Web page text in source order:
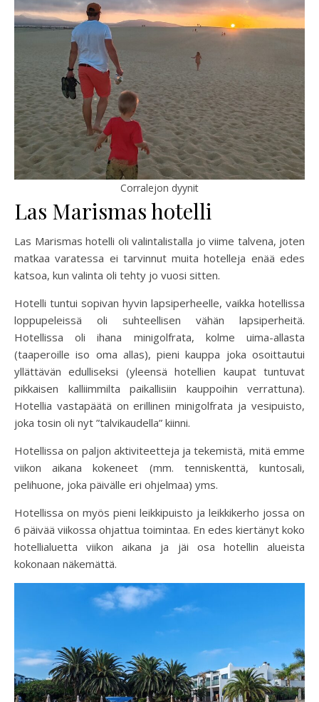
Corralejon dyynit
Las Marismas hotelli
Las Marismas hotelli oli valintalistalla jo viime talvena, joten
matkaa varatessa ei tarvinnut muita hotelleja enää edes
katsoa, kun valinta oli tehty jo vuosi sitten.
Hotelli tuntui sopivan hyvin lapsiperheelle, vaikka hotellissa
loppupeleissä oli suhteellisen vähän lapsiperheitä.
Hotellissa oli ihana minigolfrata, kolme uima-allasta
(taaperoille iso oma allas), pieni kauppa joka osoittautui
yllättävän edulliseksi (yleensä hotellien kaupat tuntuvat
pikkaisen kalliimmilta paikallisiin kauppoihin verrattuna).
Hotellia vastapäätä on erillinen minigolfrata ja vesipuisto,
joka tosin oli nyt ”talvikaudella” kiinni.
Hotellissa on paljon aktiviteetteja ja tekemistä, mitä emme
viikon aikana kokeneet (mm. tenniskenttä, kuntosali,
pelihuone, joka päivälle eri ohjelmaa) yms.
Hotellissa on myös pieni leikkipuisto ja leikkikerho jossa on
6 päivää viikossa ohjattua toimintaa. En edes kiertänyt koko
hotellialuetta viikon aikana ja jäi osa hotellin alueista
kokonaan näkemättä.